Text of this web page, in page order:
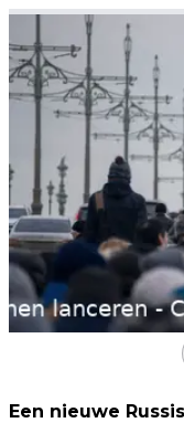
Een nieuwe